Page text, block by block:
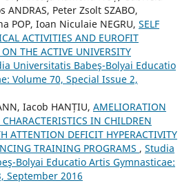
ANDRAS, Peter Zsolt SZABO,
POP, Ioan Niculaie NEGRU, SELF
ACTIVITIES AND EUROFIT
THE ACTIVE UNIVERSITY
Universitatis Babeş-Bolyai Educatio
Volume 70, Special Issue 2,
Iacob HANȚIU, AMELIORATION
IN CHILDREN
ATTENTION DEFICIT HYPERACTIVITY
TRAINING PROGRAMS , Studia
Bolyai Educatio Artis Gymnasticae:
September 2016